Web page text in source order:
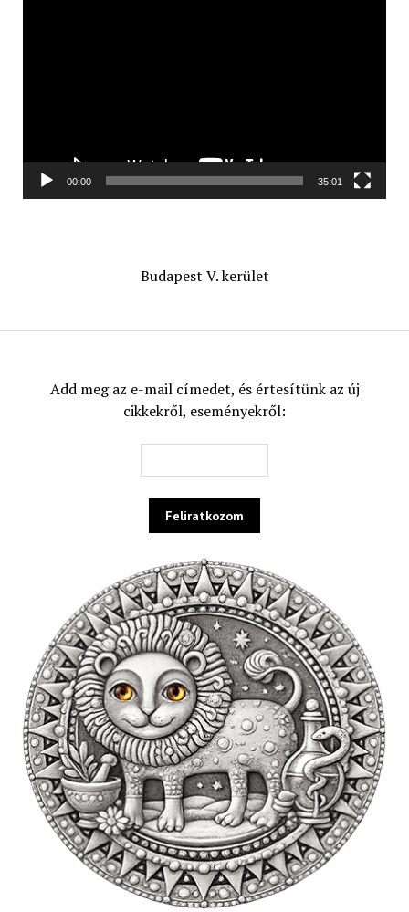
00:00 35:01
Budapest V. kerület
Add meg az e-mail címedet, és értesítünk az új
cikkekről, eseményekről: